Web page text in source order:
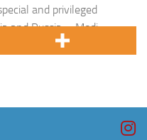
and privileged
and Russia, » Modi